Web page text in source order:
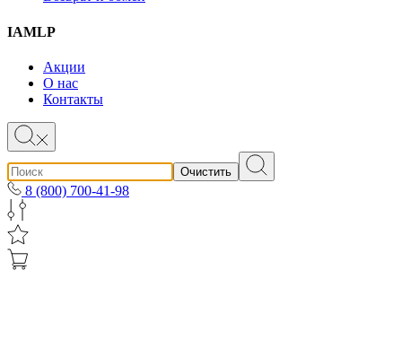
IAMLP
Акции
О нас
Контакты
Очистить
8 (800) 700-41-98